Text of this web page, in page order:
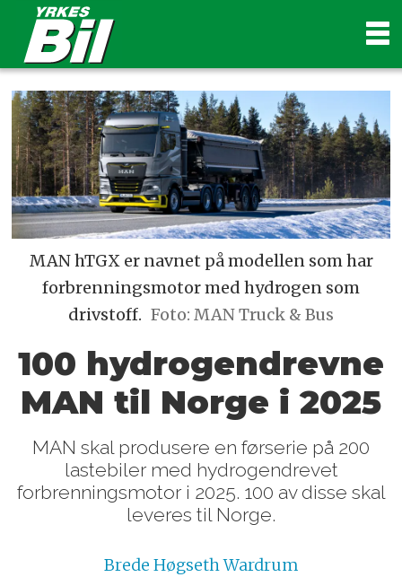
MAN hTGX er navnet på modellen som har
forbrenningsmotor med hydrogen som
drivstoff. Foto: MAN Truck & Bus
100 hydrogendrevne
MAN til Norge i 2025
MAN skal produsere en førserie på 200
lastebiler med hydrogendrevet
forbrenningsmotor i 2025. 100 av disse skal
leveres til Norge.
Brede Høgseth Wardrum